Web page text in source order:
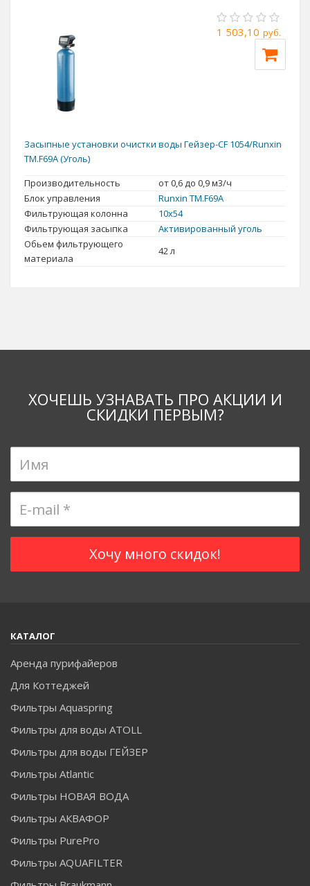
1 503,10 руб.
Засыпные установки очистки воды Гейзер-CF 1054/Runxin
TM.F69A (Уголь)
Производительность
от 0,6 до 0,9 м3/ч
Блок управления
Runxin TM.F69A
Фильтрующая колонна
10x54
Фильтрующая засыпка
Активированный уголь
Обьем фильтрующего
материала
42 л
ХОЧЕШЬ УЗНАВАТЬ ПРО АКЦИИ И
СКИДКИ ПЕРВЫМ?
КАТАЛОГ
Аренда пурифайеров
Для Коттеджей
Фильтры Aquaspring
Фильтры для воды ATOLL
Фильтры для воды ГЕЙЗЕР
Фильтры Atlantic
Фильтры НОВАЯ ВОДА
Фильтры АКВАФОР
Фильтры PurePro
Фильтры AQUAFILTER